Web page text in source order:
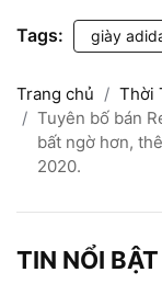
Tags: giày
Trang chủ
Thời
Tuyên bố bán
bất ngờ hơn,
2020.
TIN NỔI BẬT